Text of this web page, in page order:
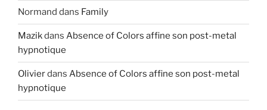
Normand dans Family
Mazikdans Absence of Colors affine son post-metal
hypnotique
Olivierdans Absence of Colors affine son post-metal
hypnotique